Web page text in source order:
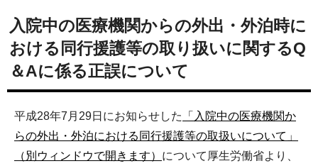
入院中の医療機関からの外出・外泊時に
おける同行援護等の取り扱いに関するQ
＆Aに係る正誤について
平成28年7月29日にお知らせした
「入院中の医療機関か
らの外出・外泊における同行援護等の取扱いについて」
（別ウィンドウで開きます） について厚生労働省より、